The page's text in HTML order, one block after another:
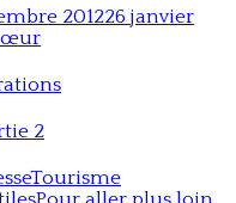
201226 janvier
2
Tourisme